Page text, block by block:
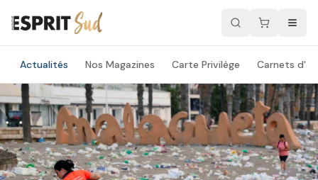
Actualités Nos Magazines Carte Privilège Carnets